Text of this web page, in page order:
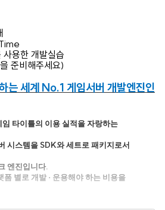
용한 개발실습
해주세요)
는 세계 No.1 게임서버 개발엔진인
임 타이틀의 이용 실적을 자랑하는
시스템을 SDK와 세트로 패키지로서
엔진입니다.
폼 별로 개발 · 운용해야 하는 비용을